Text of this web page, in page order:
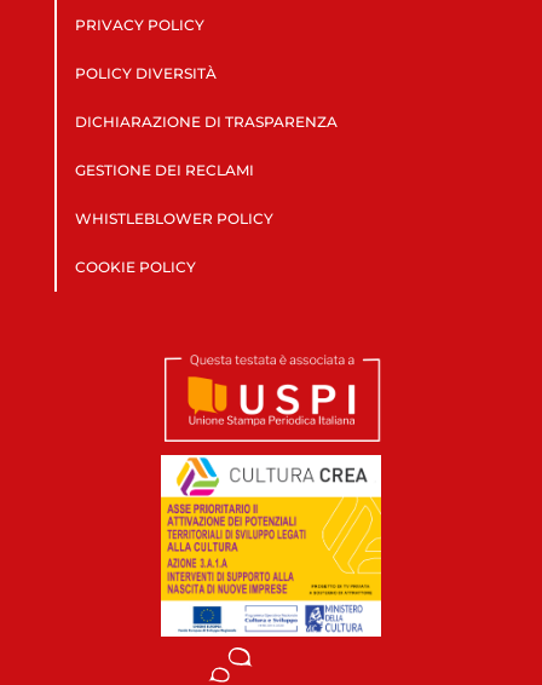
PRIVACY POLICY
POLICY DIVERSITÀ
DICHIARAZIONE DI TRASPARENZA
GESTIONE DEI RECLAMI
WHISTLEBLOWER POLICY
COOKIE POLICY